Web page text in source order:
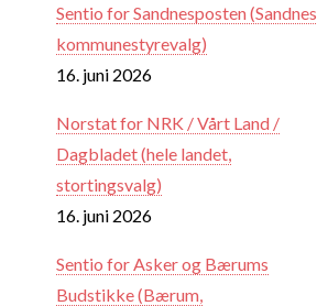
Sentio for Sandnesposten (Sandnes,
kommunestyrevalg)
16. juni 2026
Norstat for NRK / Vårt Land /
Dagbladet (hele landet,
stortingsvalg)
16. juni 2026
Sentio for Asker og Bærums
Budstikke (Bærum,